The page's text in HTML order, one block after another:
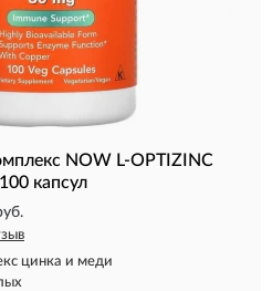
NOW L-OPTIZINC
капсул
цинка и меди